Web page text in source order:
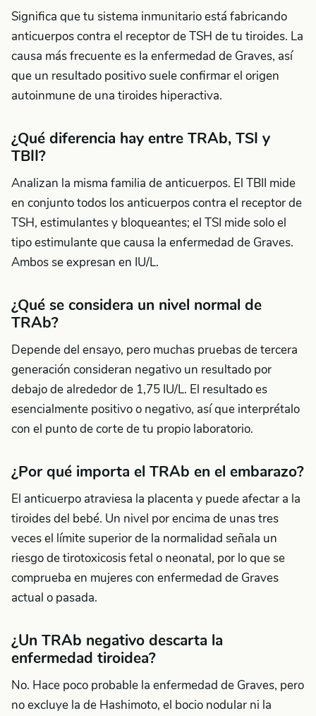
Significa que tu sistema inmunitario está fabricando
anticuerpos contra el receptor de TSH de tu tiroides. La
causa más frecuente es la enfermedad de Graves, así
que un resultado positivo suele confirmar el origen
autoinmune de una tiroides hiperactiva.
¿Qué diferencia hay entre TRAb, TSI y
TBII?
Analizan la misma familia de anticuerpos. El TBII mide
en conjunto todos los anticuerpos contra el receptor de
TSH, estimulantes y bloqueantes; el TSI mide solo el
tipo estimulante que causa la enfermedad de Graves.
Ambos se expresan en IU/L.
¿Qué se considera un nivel normal de
TRAb?
Depende del ensayo, pero muchas pruebas de tercera
generación consideran negativo un resultado por
debajo de alrededor de 1,75 IU/L. El resultado es
esencialmente positivo o negativo, así que interprétalo
con el punto de corte de tu propio laboratorio.
¿Por qué importa el TRAb en el embarazo?
El anticuerpo atraviesa la placenta y puede afectar a la
tiroides del bebé. Un nivel por encima de unas tres
veces el límite superior de la normalidad señala un
riesgo de tirotoxicosis fetal o neonatal, por lo que se
comprueba en mujeres con enfermedad de Graves
actual o pasada.
¿Un TRAb negativo descarta la
enfermedad tiroidea?
No. Hace poco probable la enfermedad de Graves, pero
no excluye la de Hashimoto, el bocio nodular ni la